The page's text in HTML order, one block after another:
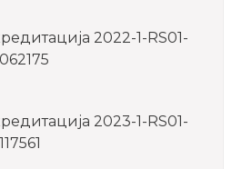
2022-1-RS01-
2023-1-RS01-